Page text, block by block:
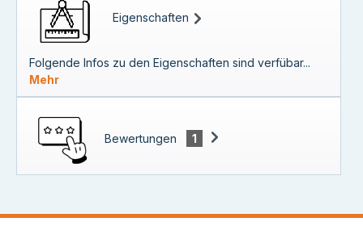
Eigenschaften
Folgende Infos zu den Eigenschaften sind verfübar...
Mehr
Bewertungen 1